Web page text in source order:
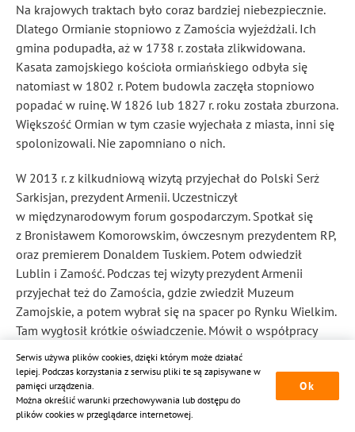
Na krajowych traktach było coraz bardziej niebezpiecznie.
Dlatego Ormianie stopniowo z Zamościa wyjeżdżali. Ich
gmina podupadła, aż w 1738 r. została zlikwidowana.
Kasata zamojskiego kościoła ormiańskiego odbyła się
natomiast w 1802 r. Potem budowla zaczęła stopniowo
popadać w ruinę. W 1826 lub 1827 r. roku została zburzona.
Większość Ormian w tym czasie wyjechała z miasta, inni się
spolonizowali. Nie zapomniano o nich.
W 2013 r. z kilkudniową wizytą przyjechał do Polski Serż
Sarkisjan, prezydent Armenii. Uczestniczył
w międzynarodowym forum gospodarczym. Spotkał się
z Bronisławem Komorowskim, ówczesnym prezydentem RP,
oraz premierem Donaldem Tuskiem. Potem odwiedził
Lublin i Zamość. Podczas tej wizyty prezydent Armenii
przyjechał też do Zamościa, gdzie zwiedził Muzeum
Zamojskie, a potem wybrał się na spacer po Rynku Wielkim.
Tam wygłosił krótkie oświadczenie. Mówił o współpracy
polsko-armeńskiej oraz rozkwicie obu krajów, a wizytę
uznał za owocną. Zapewniał także, że jest dumny z historii
swego narodu. „Odczuwam dzisiaj w sercu ciepło” —
podsumował wizytę prezydent Armenii.
Serwis używa plików cookies, dzięki którym może działać
lepiej. Podczas korzystania z serwisu pliki te są zapisywane w
pamięci urządzenia.
Można określić warunki przechowywania lub dostępu do
plików cookies w przeglądarce internetowej.
Ok